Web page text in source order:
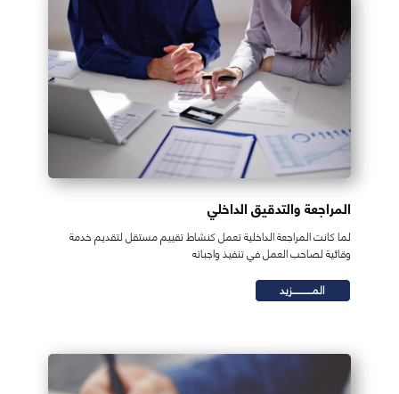
المراجعة والتدقيق الداخلي
لما كانت المراجعة الداخلية تعمل كنشاط تقييم مستقل لتقديم خدمة
وقائية لصاحب العمل في تنفيذ واجباته
المـــــــــــزيد